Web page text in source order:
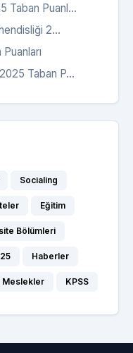
Taban Puanl...
2...
Taban P...
Socialing
Eğitim
Bölümleri
Haberler
Meslekler KPSS